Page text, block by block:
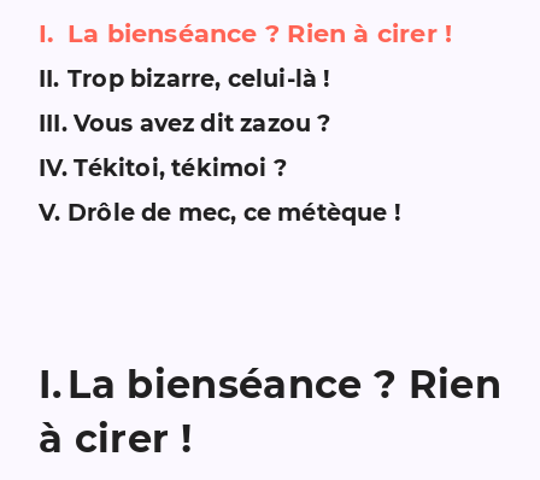
I. La bienséance ? Rien à cirer !
II. Trop bizarre, celui-là !
III. Vous avez dit zazou ?
IV. Tékitoi, tékimoi ?
V. Drôle de mec, ce métèque !
I.La bienséance ? Rien
à cirer !